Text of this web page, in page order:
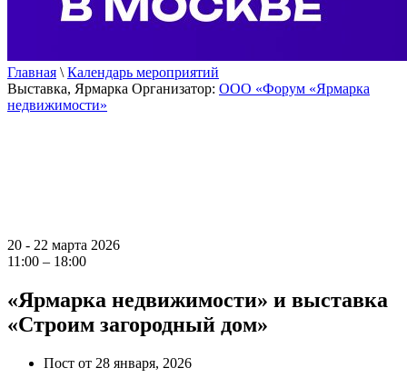
Главная \ Календарь мероприятий
Выставка, Ярмарка Организатор: ООО «Форум «Ярмарка
недвижимости»
20 - 22 марта 2026
11:00 – 18:00
«Ярмарка недвижимости» и выставка
«Строим загородный дом»
Пост от 28 января, 2026